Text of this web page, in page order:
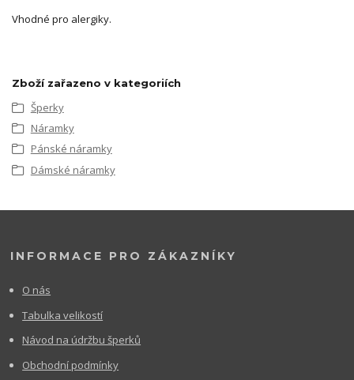
Vhodné pro alergiky.
Zboží zařazeno v kategoriích
Šperky
Náramky
Pánské náramky
Dámské náramky
INFORMACE PRO ZÁKAZNÍKY
O nás
Tabulka velikostí
Návod na údržbu šperků
Obchodní podmínky